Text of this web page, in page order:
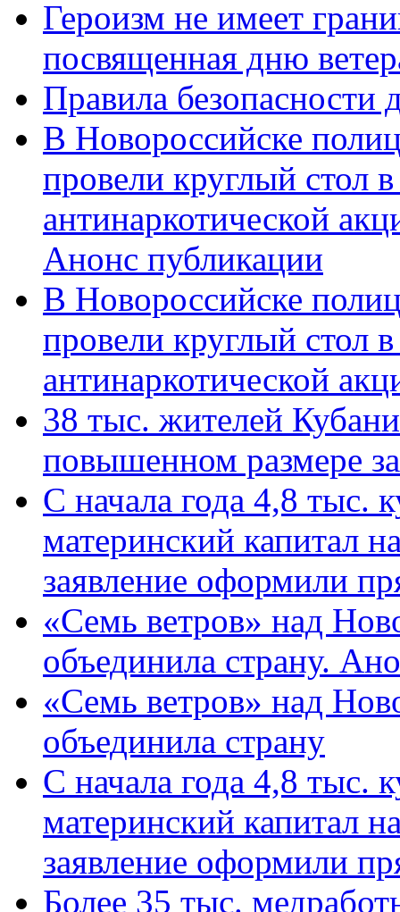
Героизм не имеет
посвященная дню
Правила безопасности
В Новороссийске
провели круглый стол
антинаркотической
Анонс публикации
В Новороссийске
провели круглый стол
антинаркотической
38 тыс. жителей
повышенном размере
С начала года 4,8 тыс.
материнский капитал
заявление оформили
«Семь ветров» над
объединила страну.
«Семь ветров» над
объединила страну
С начала года 4,8 тыс.
материнский капитал
заявление оформили
Более 35 тыс.